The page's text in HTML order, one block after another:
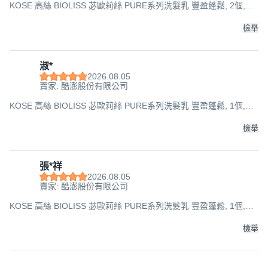
KOSE 高絲 BIOLISS 苾歐莉絲 PURE系列洗髮乳 豐盈蓬鬆, 2個,
檢舉
淑*
2026.08.05
賣家: 酷澎股份有限公司
KOSE 高絲 BIOLISS 苾歐莉絲 PURE系列洗髮乳 豐盈蓬鬆, 1個,
檢舉
張*祥
2026.08.05
賣家: 酷澎股份有限公司
KOSE 高絲 BIOLISS 苾歐莉絲 PURE系列洗髮乳 豐盈蓬鬆, 1個,
檢舉